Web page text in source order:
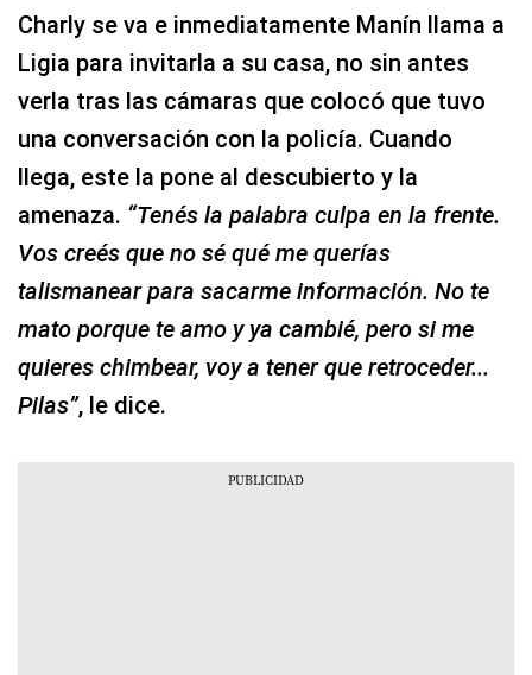
Charly se va e inmediatamente Manín llama a
Ligia para invitarla a su casa, no sin antes
verla tras las cámaras que colocó que tuvo
una conversación con la policía. Cuando
llega, este la pone al descubierto y la
amenaza. “Tenés la palabra culpa en la frente.
Vos creés que no sé qué me querías
talismanear para sacarme información. No te
mato porque te amo y ya cambié, pero si me
quieres chimbear, voy a tener que retroceder...
Pilas”, le dice.